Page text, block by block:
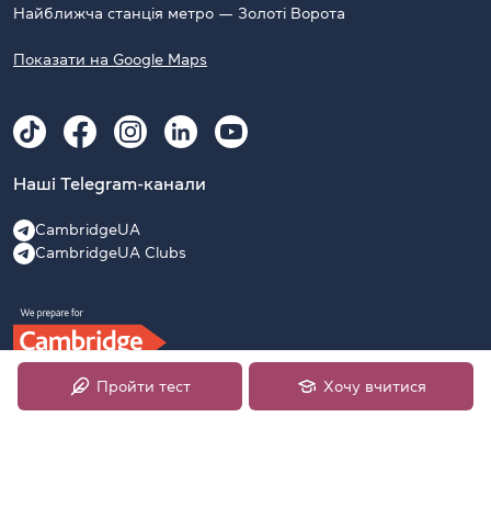
Найближча станція метро — Золоті Ворота
Показати на Google Maps
Наші Telegram-канали
CambridgeUA
CambridgeUA Clubs
Пройти тест Хочу вчитися